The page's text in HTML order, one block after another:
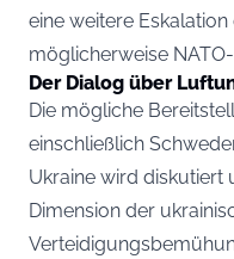
eine weitere
möglicherweise
Der Dialog über
Die mögliche
einschließlich
Ukraine wird diskutiert
Dimension der